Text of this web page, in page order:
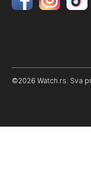
©2026 Watch.rs. Sva